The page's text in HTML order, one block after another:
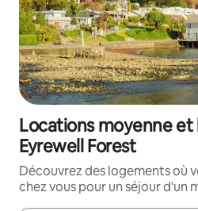
Locations moyenne
Eyrewell Forest
Découvrez des logements où
chez vous pour un séjour d'un